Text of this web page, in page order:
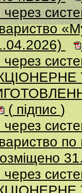
через
через
( підпис )
через
по
через